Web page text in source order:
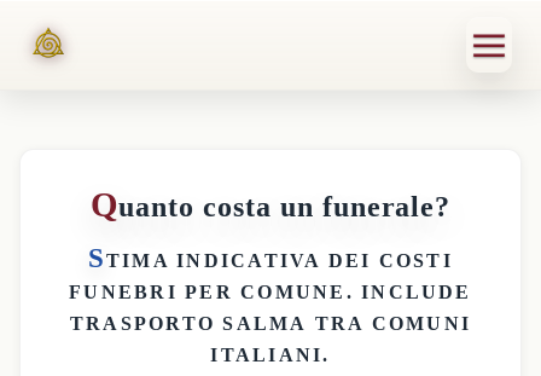
Quanto costa un funerale?
STIMA INDICATIVA DEI COSTI
FUNEBRI PER COMUNE . INCLUDE
TRASPORTO SALMA TRA COMUNI
ITALIANI.